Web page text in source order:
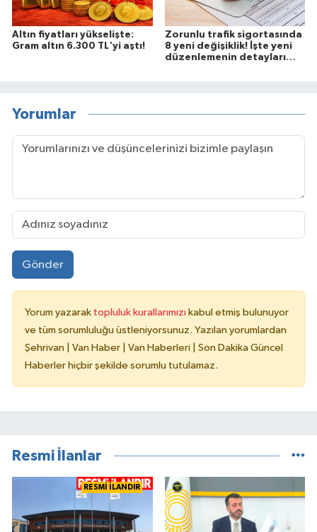
Altın fiyatları yükselişte:
Gram altın 6.300 TL'yi aştı!
Zorunlu trafik sigortasında
8 yeni değişiklik! İşte yeni
düzenlemenin detayları…
Yorumlar
Gönder
Yorum yazarak topluluk kurallarımızı kabul etmiş bulunuyor
ve tüm sorumluluğu üstleniyorsunuz. Yazılan yorumlardan
Şehrivan | Van Haber | Van Haberleri | Son Dakika Güncel
Haberler hiçbir şekilde sorumlu tutulamaz.
Resmi İlanlar
RESMİ İLANDIR